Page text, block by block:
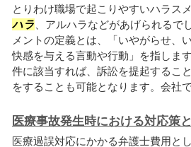
とりわけ職場で起こりやすいハラス
ハラ 、アルハラなどがあげられるで
メントの定義とは、「いやがらせ、
快感を与える言動や行動」を指しま
件に該当すれば、訴訟を提起するこ
をすることも可能となります。会社
医療事故発生時における対応策
医療過誤対応にかかる弁護士費用と